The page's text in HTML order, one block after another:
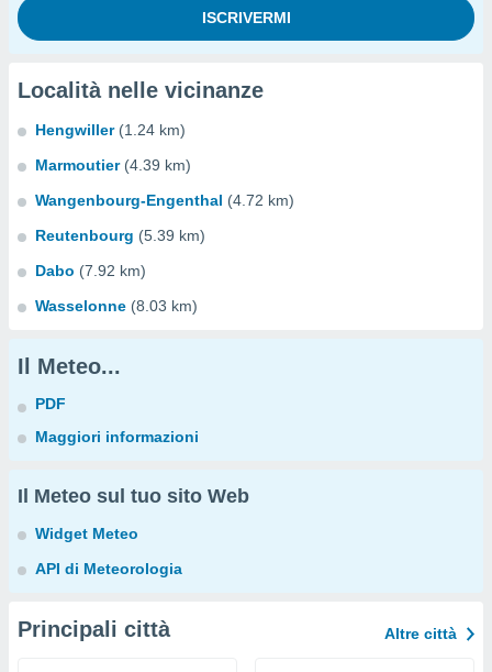
Località nelle vicinanze
Hengwiller (1.24 km)
Marmoutier (4.39 km)
Wangenbourg-Engenthal (4.72 km)
Reutenbourg (5.39 km)
Dabo (7.92 km)
Wasselonne (8.03 km)
Il Meteo...
PDF
Maggiori informazioni
Il Meteo sul tuo sito Web
Widget Meteo
API di Meteorologia
Principali città Altre città